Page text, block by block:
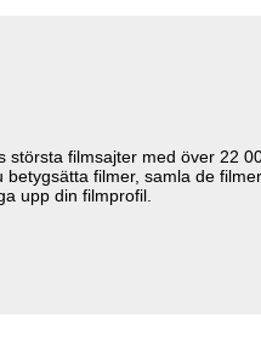
största filmsajter med över 22
filmer, samla de
upp din filmprofil.